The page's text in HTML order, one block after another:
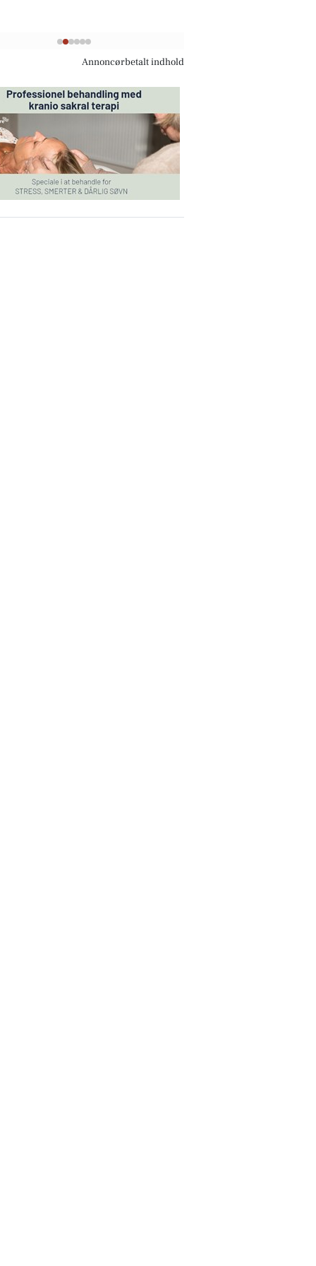
Annoncørbetalt indhold